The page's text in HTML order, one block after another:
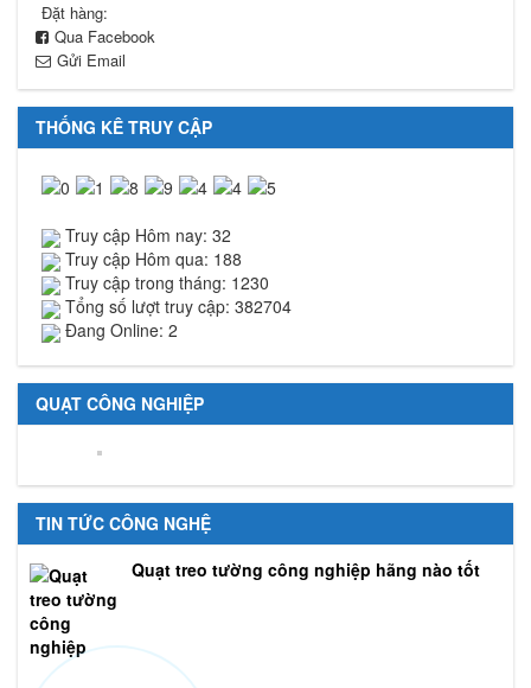
Đặt hàng:
Qua Facebook
Gửi Email
THỐNG KÊ TRUY CẬP
Truy cập Hôm nay: 32
Truy cập Hôm qua: 188
Truy cập trong tháng: 1230
Tổng số lượt truy cập: 382704
Đang Online: 2
QUẠT CÔNG NGHIỆP
TIN TỨC CÔNG NGHỆ
Quạt treo tường công nghiệp hãng nào tốt